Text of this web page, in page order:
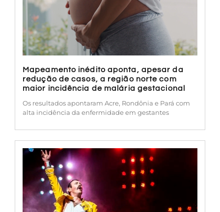
Mapeamento inédito aponta, apesar da
redução de casos, a região norte com
maior incidência de malária gestacional
Os resultados apontaram Acre, Rondônia e Pará com
alta incidência da enfermidade em gestantes